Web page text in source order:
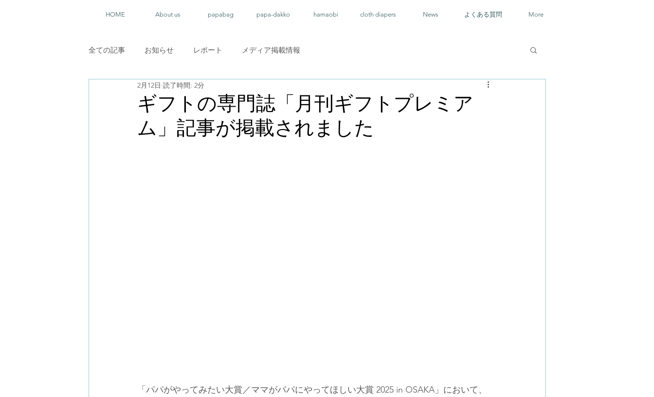
HOME About us papabag papa-dakko hamaobi cloth diapers News よくある質問 More
全ての記事 お知らせ レポート メディア掲載情報
ギフトの専門誌「月刊ギフトプレミア
ム」記事が掲載されました
2月12日 読了時間: 2分
「パパがやってみたい大賞／ママがパパにやってほしい大賞 2025 in OSAKA」において、